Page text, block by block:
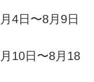
8月9日
8月18